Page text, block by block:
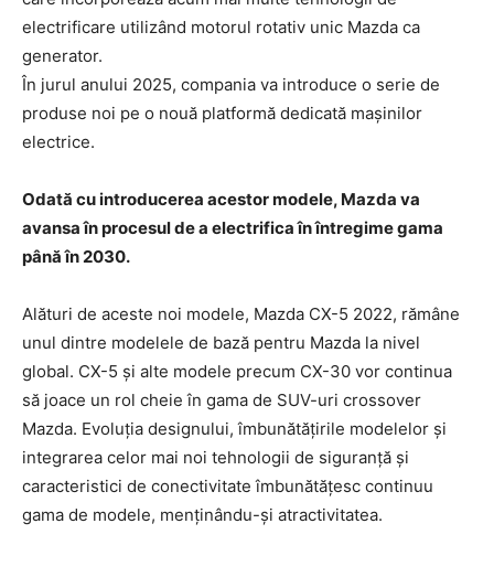
electrificare utilizând motorul rotativ unic Mazda ca
generator.
În jurul anului 2025, compania va introduce o serie de
produse noi pe o nouă platformă dedicată mașinilor
electrice.
Odată cu introducerea acestor modele, Mazda va
avansa în procesul de a electrifica în întregime gama
până în 2030.
Alături de aceste noi modele, Mazda CX-5 2022, rămâne
unul dintre modelele de bază pentru Mazda la nivel
global. CX-5 și alte modele precum CX-30 vor continua
să joace un rol cheie în gama de SUV-uri crossover
Mazda. Evoluția designului, îmbunătățirile modelelor și
integrarea celor mai noi tehnologii de siguranță și
caracteristici de conectivitate îmbunătățesc continuu
gama de modele, menținându-și atractivitatea.